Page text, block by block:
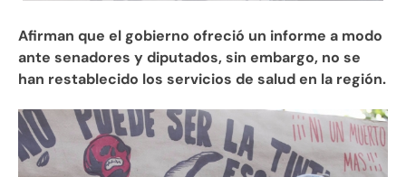
Afirman que el gobierno ofreció un informe a modo
ante senadores y diputados, sin embargo, no se
han restablecido los servicios de salud en la región.